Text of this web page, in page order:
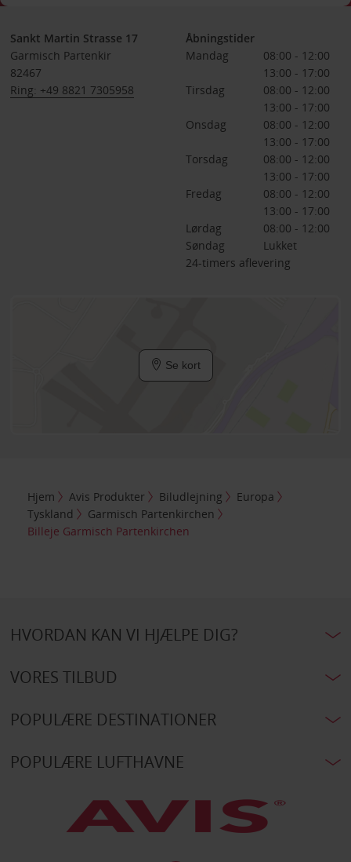
Sankt Martin Strasse 17
Garmisch Partenkir
82467
Ring: +49 8821 7305958
Åbningstider
Mandag
08:00 - 12:00
13:00 - 17:00
Tirsdag
08:00 - 12:00
13:00 - 17:00
Onsdag
08:00 - 12:00
13:00 - 17:00
Torsdag
08:00 - 12:00
13:00 - 17:00
Fredag
08:00 - 12:00
13:00 - 17:00
Lørdag
08:00 - 12:00
Søndag
Lukket
24-timers aflevering
Se kort
Hjem Avis Produkter Biludlejning
Europa
Tyskland
Garmisch Partenkirchen
Billeje Garmisch Partenkirchen
HVORDAN KAN VI HJÆLPE DIG?
VORES TILBUD
POPULÆRE DESTINATIONER
POPULÆRE LUFTHAVNE